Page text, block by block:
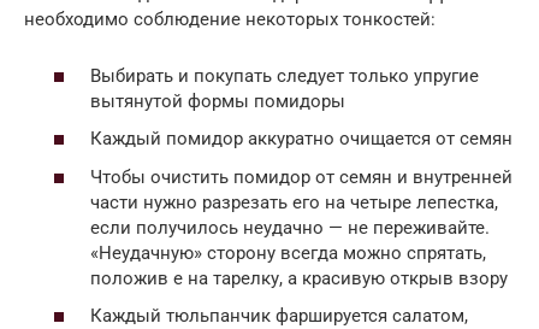
необходимо соблюдение некоторых тонкостей:
Выбирать и покупать следует только упругие
вытянутой формы помидоры
Каждый помидор аккуратно очищается от семян
Чтобы очистить помидор от семян и внутренней
части нужно разрезать его на четыре лепестка,
если получилось неудачно — не переживайте.
«Неудачную» сторону всегда можно спрятать,
положив е на тарелку, а красивую открыв взору
Каждый тюльпанчик фаршируется салатом,